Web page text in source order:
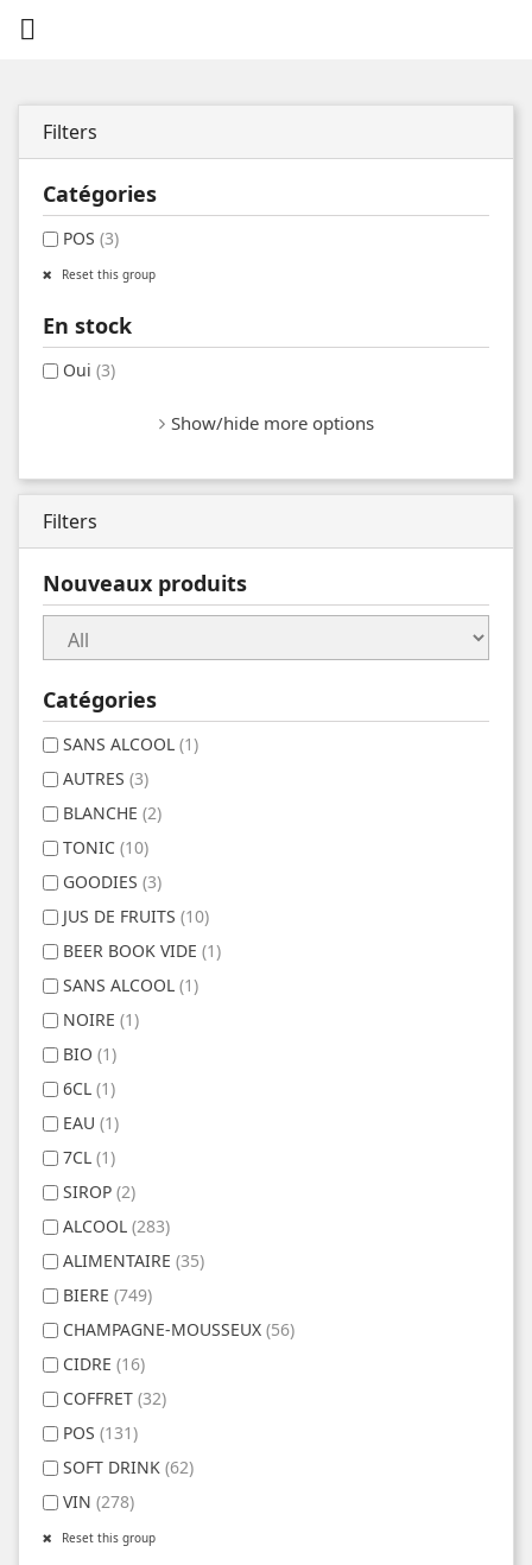

Filters
Catégories
POS (3)
Reset this group
En stock
Oui (3)
Show/hide more options
Filters
Nouveaux produits
Catégories
SANS ALCOOL (1)
AUTRES (3)
BLANCHE (2)
TONIC (10)
GOODIES (3)
JUS DE FRUITS (10)
BEER BOOK VIDE (1)
SANS ALCOOL (1)
NOIRE (1)
BIO (1)
6CL (1)
EAU (1)
7CL (1)
SIROP (2)
ALCOOL (283)
ALIMENTAIRE (35)
BIERE (749)
CHAMPAGNE-MOUSSEUX (56)
CIDRE (16)
COFFRET (32)
POS (131)
SOFT DRINK (62)
VIN (278)
Reset this group